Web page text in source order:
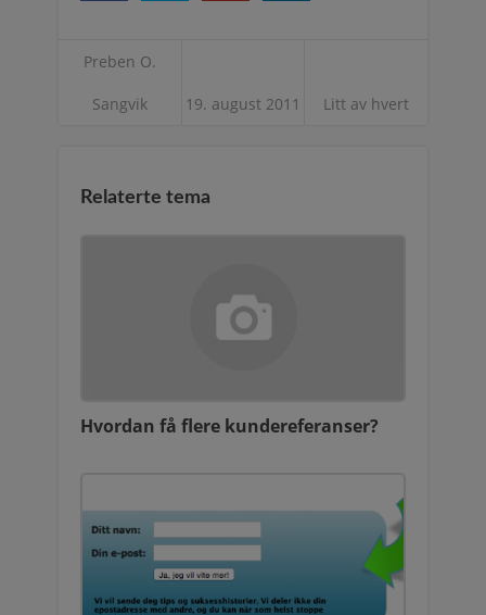
Preben O.
Sangvik 19. august 2011 Litt av hvert
Relaterte tema
Hvordan få flere kundereferanser?